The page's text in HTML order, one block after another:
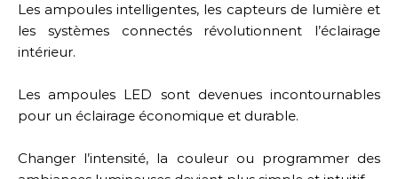
Les ampoules intelligentes, les capteurs de lumière et
les systèmes connectés révolutionnent l’éclairage
intérieur.
Les ampoules LED sont devenues incontournables
pour un éclairage économique et durable.
Changer l’intensité, la couleur ou programmer des